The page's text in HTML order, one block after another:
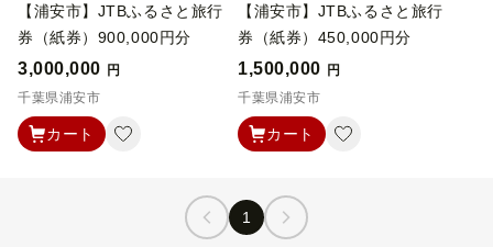
【浦安市】JTBふるさと旅行
券（紙券）900,000円分
3,000,000 円
千葉県浦安市
カート
【浦安市】JTBふるさと旅行
券（紙券）450,000円分
1,500,000 円
千葉県浦安市
カート
1